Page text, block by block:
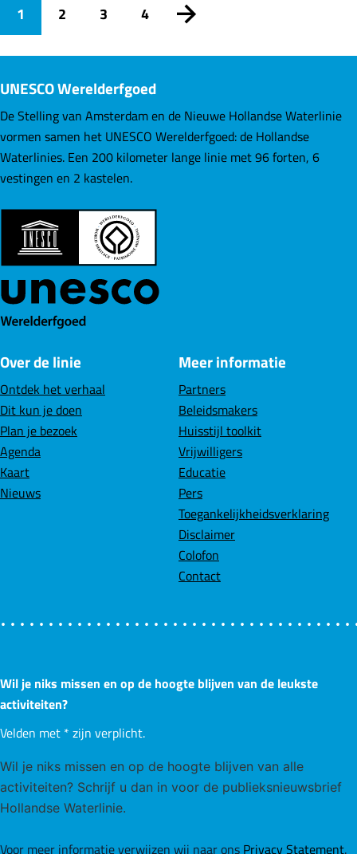
i
z
n
e
n
F
o
(
2
9
M
)
H
i
d
g
e
p
a
g
i
n
1
n
a
p
a
g
i
2
n
a
r
p
3
n
a
p
4
n
a
v
o
l
g
e
n
g
UNESCO Werelderfgoed
De Stelling van Amsterdam en de Nieuwe Hollandse Waterlinie
vormen samen het UNESCO Werelderfgoed: de Hollandse
Waterlinies. Een 200 kilometer lange linie met 96 forten, 6
vestingen en 2 kastelen.
Over de linie
Ontdek het verhaal
Dit kun je doen
Plan je bezoek
Agenda
Kaart
Nieuws
Meer informatie
Partners
Beleidsmakers
Huisstijl toolkit
Vrijwilligers
Educatie
Pers
Toegankelijkheidsverklaring
Disclaimer
Colofon
Contact
Wil je niks missen en op de hoogte blijven van de leukste
activiteiten?
Velden met * zijn verplicht.
Wil je niks missen en op de hoogte blijven van alle
activiteiten? Schrijf u dan in voor de publieksnieuwsbrief
Hollandse Waterlinie.
Voor meer informatie verwijzen wij naar ons Privacy Statement.